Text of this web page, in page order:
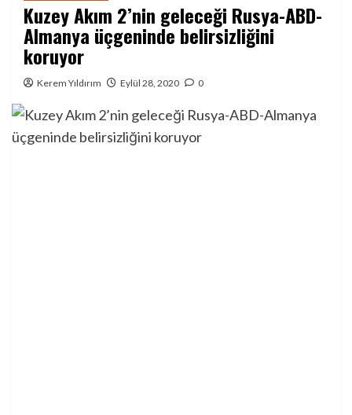
Kuzey Akım 2’nin geleceği Rusya-ABD-
Almanya üçgeninde belirsizliğini
koruyor
Kerem Yıldırım Eylül 28, 2020 0